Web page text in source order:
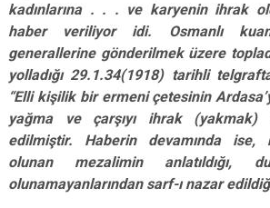
kadınlarına . . . ve karyenin ihrak
haber veriliyor idi. Osmanlı
generallerine gönderilmek üzere
yolladığı 29.1.34(1918) tarihli
“Elli kişilik bir ermeni çetesinin
yağma ve çarşıyı ihrak (yakmak)
edilmiştir. Haberin devamında ise,
olunan mezalimin anlatıldığı,
olunamayanlarından sarf-ı nazar